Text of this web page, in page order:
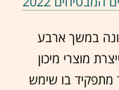
במשך ארבע
מוצרי מיכון
מתפקיד בו שימש